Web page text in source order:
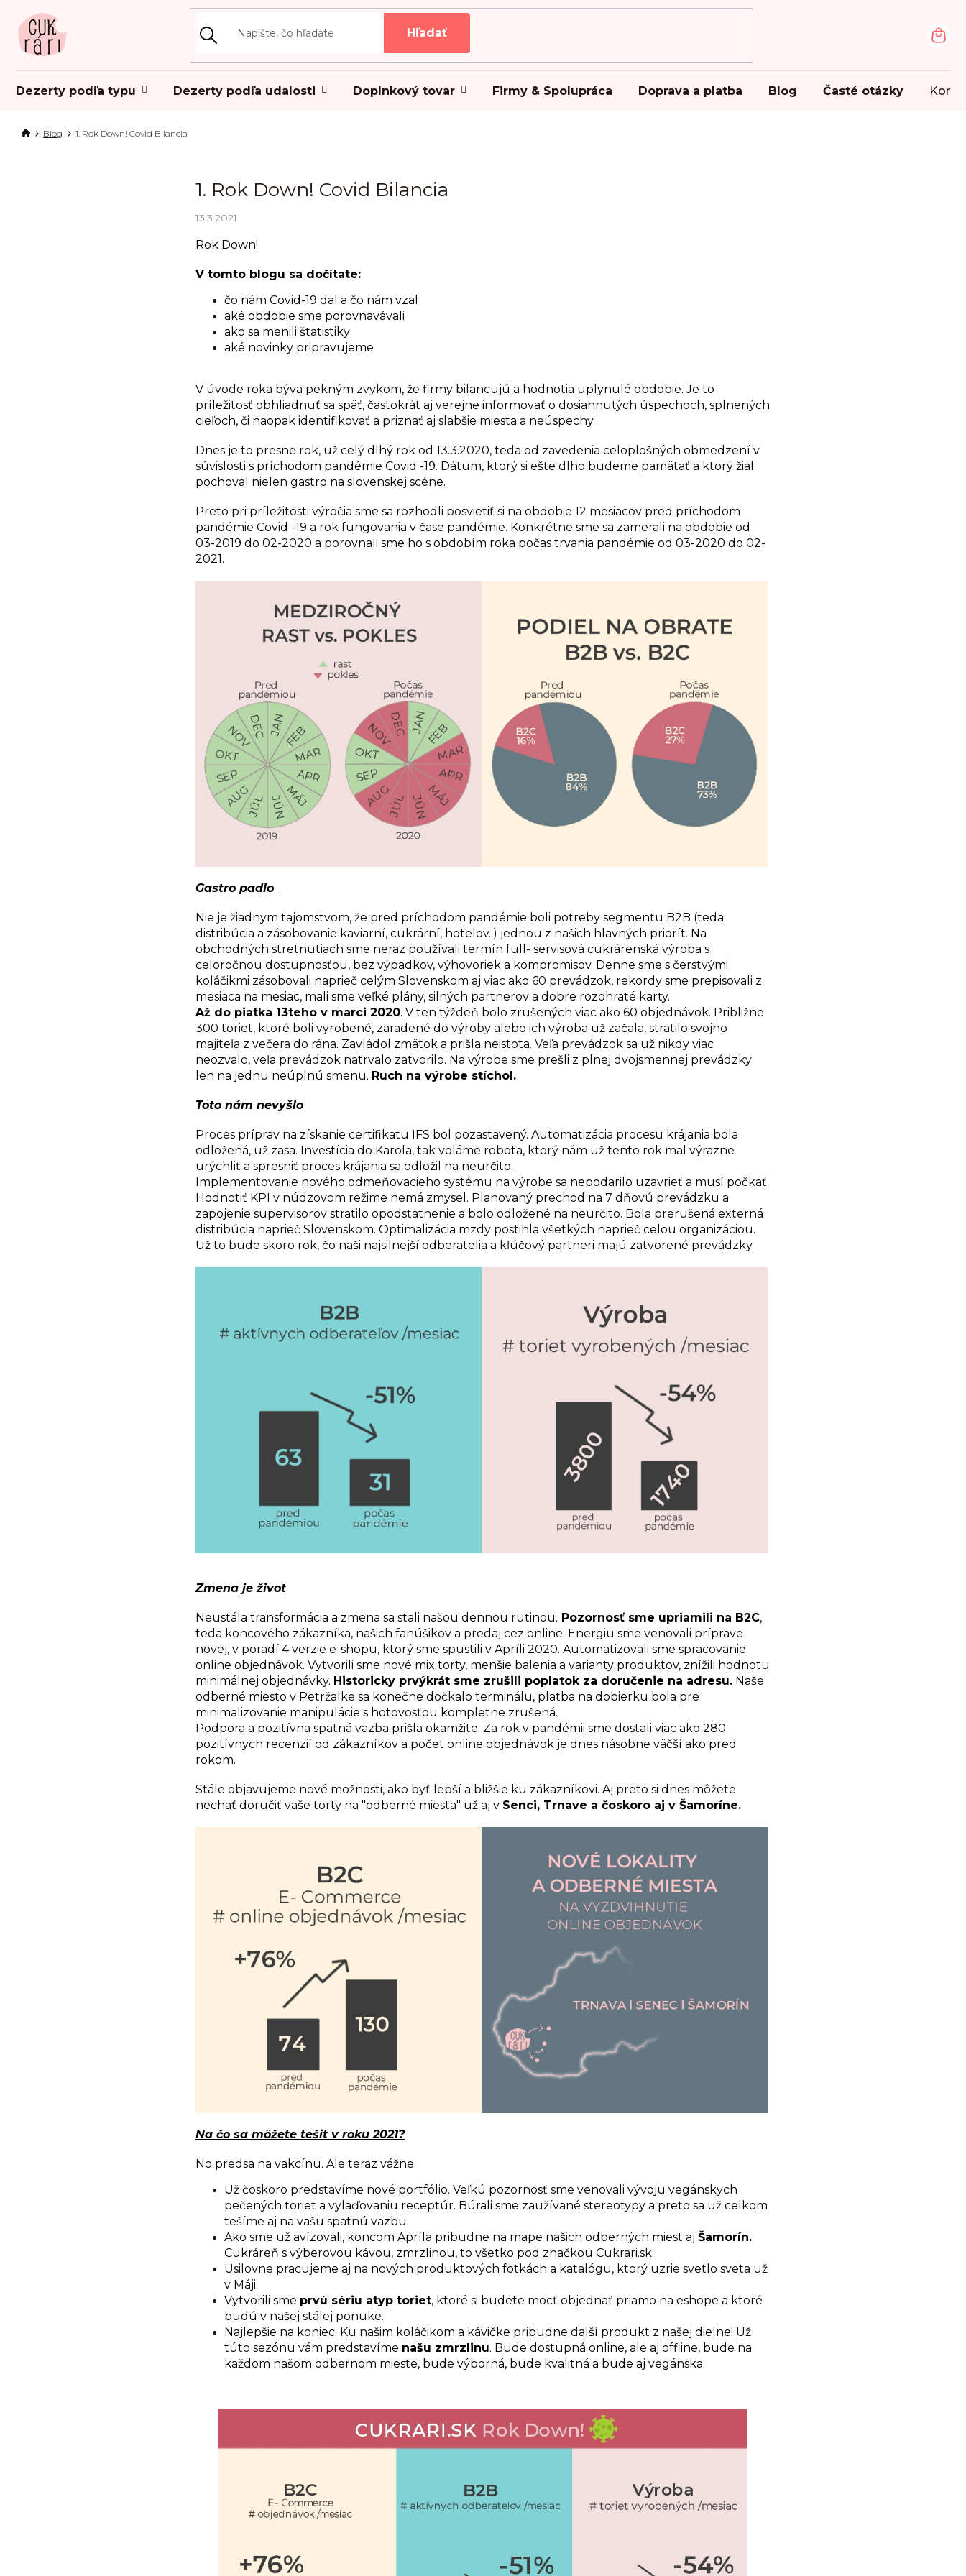
obsah
Hľadať
Dezerty podľa typu Dezerty podľa udalosti Doplnkový tovar Firmy & Spolupráca Doprava a platba Blog Časté otázky
Blog 1. Rok Down! Covid Bilancia
1. Rok Down! Covid Bilancia
13.3.2021
Rok Down!
V tomto blogu sa dočítate:
čo nám Covid-19 dal a čo nám vzal
aké obdobie sme porovnavávali
ako sa menili štatistiky
aké novinky pripravujeme
V úvode roka býva pekným zvykom, že firmy bilancujú a hodnotia uplynulé obdobie. Je to
príležitosť obhliadnuť sa späť, častokrát aj verejne informovať o dosiahnutých úspechoch, splnených
cieľoch, či naopak identifikovať a priznať aj slabšie miesta a neúspechy.
Dnes je to presne rok, už celý dlhý rok od 13.3.2020, teda od zavedenia celoplošných obmedzení v
súvislosti s príchodom pandémie Covid -19. Dátum, ktorý si ešte dlho budeme pamätať a ktorý žial
pochoval nielen gastro na slovenskej scéne.
Preto pri príležitosti výročia sme sa rozhodli posvietiť si na obdobie 12 mesiacov pred príchodom
pandémie Covid -19 a rok fungovania v čase pandémie. Konkrétne sme sa zamerali na obdobie od
03-2019 do 02-2020 a porovnali sme ho s obdobím roka počas trvania pandémie od 03-2020 do 02-
2021.
Gastro padlo
Nie je žiadnym tajomstvom, že pred príchodom pandémie boli potreby segmentu B2B (teda
distribúcia a zásobovanie kaviarní, cukrární, hotelov..) jednou z našich hlavných priorít. Na
obchodných stretnutiach sme neraz používali termín full- servisová cukrárenská výroba s
celoročnou dostupnosťou, bez výpadkov, výhovoriek a kompromisov. Denne sme s čerstvými
koláčikmi zásobovali naprieč celým Slovenskom aj viac ako 60 prevádzok, rekordy sme prepisovali z
mesiaca na mesiac, mali sme veľké plány, silných partnerov a dobre rozohraté karty.
Až do piatka 13teho v marci 2020. V ten týždeň bolo zrušených viac ako 60 objednávok. Približne
300 toriet, ktoré boli vyrobené, zaradené do výroby alebo ich výroba už začala, stratilo svojho
majiteľa z večera do rána. Zavládol zmätok a prišla neistota. Veľa prevádzok sa už nikdy viac
neozvalo, veľa prevádzok natrvalo zatvorilo. Na výrobe sme prešli z plnej dvojsmennej prevádzky
len na jednu neúplnú smenu. Ruch na výrobe stíchol.
Toto nám nevyšlo
Proces príprav na získanie certifikatu IFS bol pozastavený. Automatizácia procesu krájania bola
odložená, už zasa. Investícia do Karola, tak voláme robota, ktorý nám už tento rok mal výrazne
urýchliť a spresniť proces krájania sa odložil na neurčito.
Implementovanie nového odmeňovacieho systému na výrobe sa nepodarilo uzavrieť a musí počkať.
Hodnotiť KPI v núdzovom režime nemá zmysel. Planovaný prechod na 7 dňovú prevádzku a
zapojenie supervisorov stratilo opodstatnenie a bolo odložené na neurčito. Bola prerušená externá
distribúcia naprieč Slovenskom. Optimalizácia mzdy postihla všetkých naprieč celou organizáciou.
Už to bude skoro rok, čo naši najsilnejší odberatelia a kľúčový partneri majú zatvorené prevádzky.
Zmena je život
Neustála transformácia a zmena sa stali našou dennou rutinou. Pozornosť sme upriamili na B2C,
teda koncového zákazníka, našich fanúšikov a predaj cez online. Energiu sme venovali príprave
novej, v poradí 4 verzie e-shopu, ktorý sme spustili v Apríli 2020. Automatizovali sme spracovanie
online objednávok. Vytvorili sme nové mix torty, menšie balenia a varianty produktov, znížili hodnotu
minimálnej objednávky. Historicky prvýkrát sme zrušili poplatok za doručenie na adresu. Naše
odberné miesto v Petržalke sa konečne dočkalo terminálu, platba na dobierku bola pre
minimalizovanie manipulácie s hotovosťou kompletne zrušená.
Podpora a pozitívna spätná väzba prišla okamžite. Za rok v pandémii sme dostali viac ako 280
pozitívnych recenzií od zákazníkov a počet online objednávok je dnes násobne väčší ako pred
rokom.
Stále objavujeme nové možnosti, ako byť lepší a bližšie ku zákazníkovi. Aj preto si dnes môžete
nechať doručiť vaše torty na "odberné miesta" už aj v Senci, Trnave a čoskoro aj v Šamoríne.
Na čo sa môžete tešit v roku 2021?
No predsa na vakcínu. Ale teraz vážne.
Už čoskoro predstavíme nové portfólio. Veľkú pozornosť sme venovali vývoju vegánskych
pečených toriet a vylaďovaniu receptúr. Búrali sme zaužívané stereotypy a preto sa už celkom
tešíme aj na vašu spätnú väzbu.
Ako sme už avízovali, koncom Apríla pribudne na mape našich odberných miest aj Šamorín.
Cukráreň s výberovou kávou, zmrzlinou, to všetko pod značkou Cukrari.sk.
Usilovne pracujeme aj na nových produktových fotkách a katalógu, ktorý uzrie svetlo sveta už
v Máji.
Vytvorili sme prvú sériu atyp toriet, ktoré si budete mocť objednať priamo na eshope a ktoré
budú v našej stálej ponuke.
Najlepšie na koniec. Ku našim koláčikom a kávičke pribudne další produkt z našej dielne! Už
túto sezónu vám predstavíme našu zmrzlinu. Bude dostupná online, ale aj offline, bude na
každom našom odbernom mieste, bude výborná, bude kvalitná a bude aj vegánska.